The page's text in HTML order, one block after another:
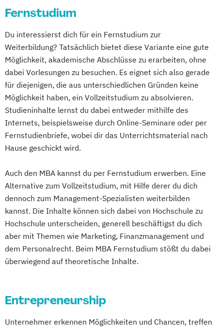
Fernstudium
Du interessierst dich für ein Fernstudium zur
Weiterbildung? Tatsächlich bietet diese Variante eine gute
Möglichkeit, akademische Abschlüsse zu erarbeiten, ohne
dabei Vorlesungen zu besuchen. Es eignet sich also gerade
für diejenigen, die aus unterschiedlichen Gründen keine
Möglichkeit haben, ein Vollzeitstudium zu absolvieren.
Studieninhalte lernst du dabei entweder mithilfe des
Internets, beispielsweise durch Online-Seminare oder per
Fernstudienbriefe, wobei dir das Unterrichtsmaterial nach
Hause geschickt wird.
Auch den MBA kannst du per Fernstudium erwerben. Eine
Alternative zum Vollzeitstudium, mit Hilfe derer du dich
dennoch zum Management-Spezialisten weiterbilden
kannst. Die Inhalte können sich dabei von Hochschule zu
Hochschule unterscheiden, generell beschäftigst du dich
aber mit Themen wie Marketing, Finanzmanagement und
dem Personalrecht. Beim MBA Fernstudium stößt du dabei
überwiegend auf theoretische Inhalte.
Entrepreneurship
Unternehmer erkennen Möglichkeiten und Chancen, treffen